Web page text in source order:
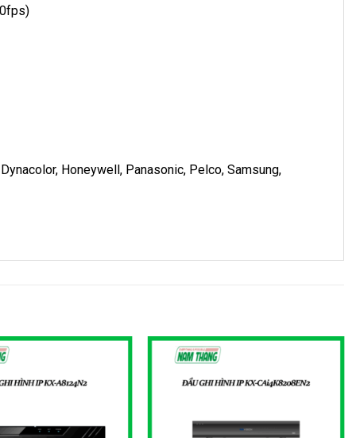
Honeywell, Panasonic, Pelco, Samsung,